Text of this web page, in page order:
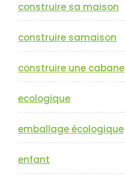
construire sa maison
construire samaison
construire une cabane
ecologique
emballage écologique
enfant